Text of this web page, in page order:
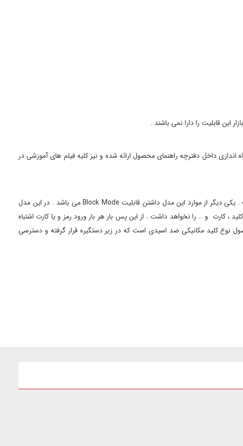
قابلیت را دارا نمی باشند .
داخل دفترچه راهنمای محصول ارائه شده و نیز کلیه فیلم های آموزشی در
یکی از موارد ایمنی دستگیره مدل S300P داشتن ویژگی هشدار به هنگام دستکاری از بیرون و هشدار در صورت استفاده از رمز و یا کارت اشتباه است . یکی دیگر از موارد این مدل داشتن قابلیت Block Mode می باشد . در این مدل
، کارت و .. را نخواهد داشت . از این پس بار هر بار ورود رمز و یا کارت اشتباه
نوع کلید مکانیکی ضد اسیدی است که در زیر دستگیره قرار گرفته و دسترسی